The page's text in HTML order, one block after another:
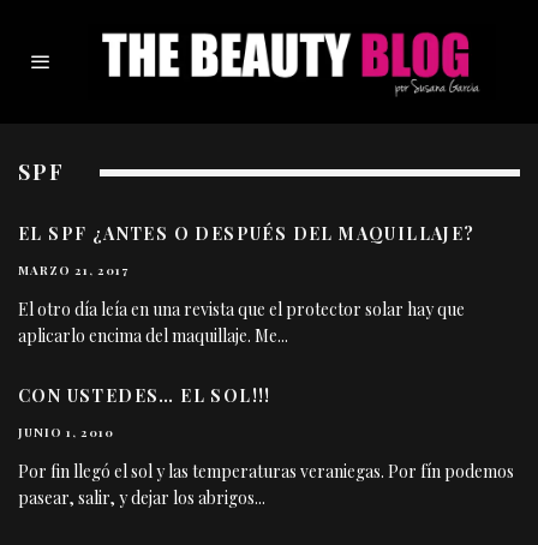
SPF
EL SPF ¿ANTES O DESPUÉS DEL MAQUILLAJE?
MARZO 21, 2017
El otro día leía en una revista que el protector solar hay que
aplicarlo encima del maquillaje. Me...
CON USTEDES… EL SOL!!!
JUNIO 1, 2010
Por fin llegó el sol y las temperaturas veraniegas. Por fín podemos
pasear, salir, y dejar los abrigos...